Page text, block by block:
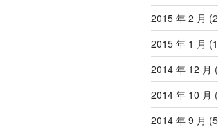
2015 年 2 月
2015 年 1 月
2014 年 12 月
2014 年 10 月
2014 年 9 月